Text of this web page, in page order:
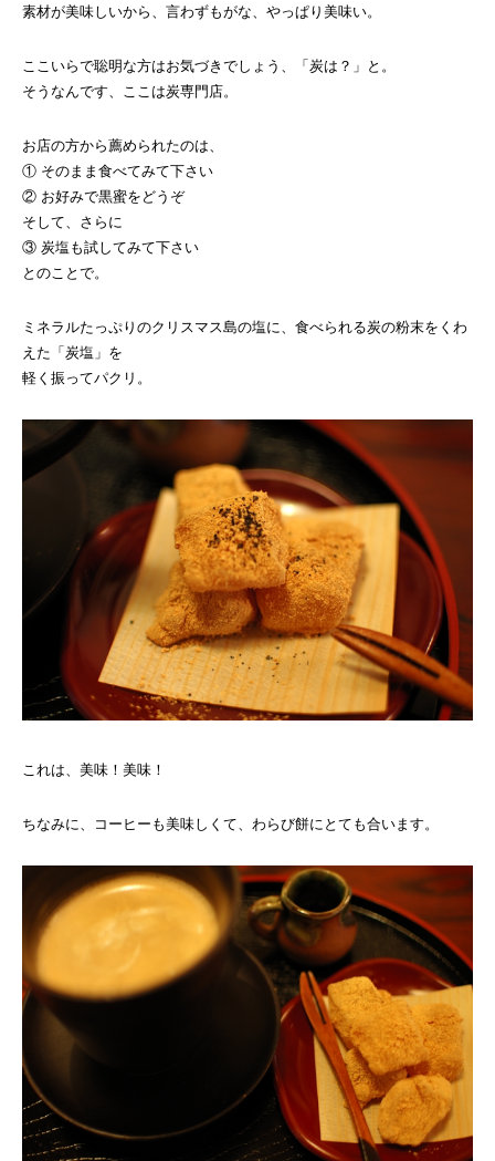
素材が美味しいから、言わずもがな、やっぱり美味い。
ここいらで聡明な方はお気づきでしょう、「炭は？」と。
そうなんです、ここは炭専門店。
お店の方から薦められたのは、
① そのまま食べてみて下さい
② お好みで黒蜜をどうぞ
そして、さらに
③ 炭塩も試してみて下さい
とのことで。
ミネラルたっぷりのクリスマス島の塩に、食べられる炭の粉末をくわ
えた「炭塩」を
軽く振ってパクリ。
これは、美味！美味！
ちなみに、コーヒーも美味しくて、わらび餅にとても合います。